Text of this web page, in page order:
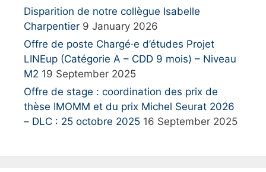
Disparition de notre collègue Isabelle
Charpentier 9 January 2026
Offre de poste Chargé·e d’études Projet
LINEup (Catégorie A – CDD 9 mois) – Niveau
M2 19 September 2025
Offre de stage : coordination des prix de
thèse IMOMM et du prix Michel Seurat 2026
– DLC : 25 octobre 2025 16 September 2025